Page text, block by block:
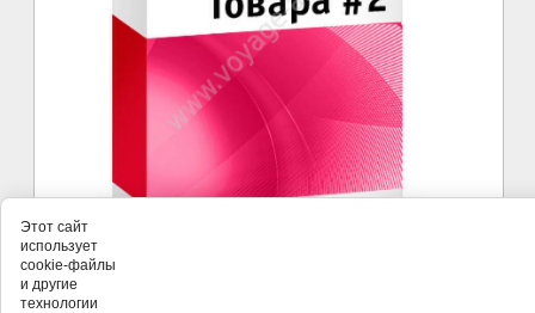
©Вояж
Этот сайт
использует
cookie-файлы
и другие
технологии